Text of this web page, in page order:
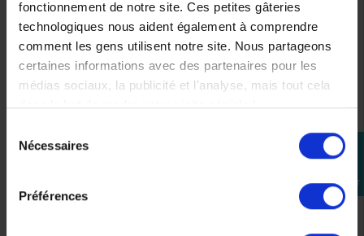
fonctionnement de notre site. Ces petites gâteries
technologiques nous aident également à comprendre
comment les gens utilisent notre site. Nous partageons
certaines informations avec des partenaires pour les
médias sociaux, la publicité et l'analyse, mais tout cela
dans le but de rendre votre visite géniale !
Nécessaires
Préférences
perm_identity
connecter
Slider Protection carter pour Yamaha Tracer 900